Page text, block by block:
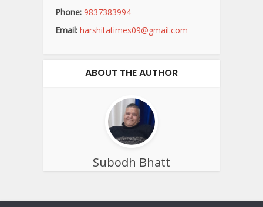
Phone: 9837383994
Email: harshitatimes09@gmail.com
ABOUT THE AUTHOR
Subodh Bhatt